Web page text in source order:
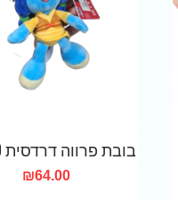
בובת פרווה דרדסית 20 ס"מ
₪64.00